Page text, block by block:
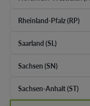
Rheinland-Pfalz (RP)
Saarland (SL)
Sachsen (SN)
Sachsen-Anhalt (ST)